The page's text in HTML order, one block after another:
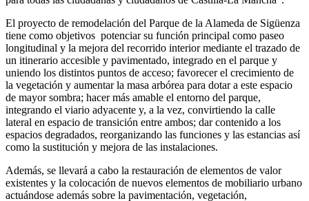
El proyecto de remodelación del Parque de la Alameda de Sigüenza
tiene como objetivos potenciar su función principal como paseo
longitudinal y la mejora del recorrido interior mediante el trazado de
un itinerario accesible y pavimentado, integrado en el parque y
uniendo los distintos puntos de acceso; favorecer el crecimiento de
la vegetación y aumentar la masa arbórea para dotar a este espacio
de mayor sombra; hacer más amable el entorno del parque,
integrando el viario adyacente y, a la vez, convirtiendo la calle
lateral en espacio de transición entre ambos; dar contenido a los
espacios degradados, reorganizando las funciones y las estancias así
como la sustitución y mejora de las instalaciones.
Además, se llevará a cabo la restauración de elementos de valor
existentes y la colocación de nuevos elementos de mobiliario urbano
actuándose además sobre la pavimentación, vegetación,